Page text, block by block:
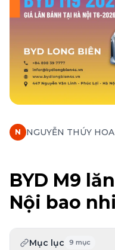
N NGUYỄN THÚY HOA
BYD M9
Nội bao
Mục lục 9 mục